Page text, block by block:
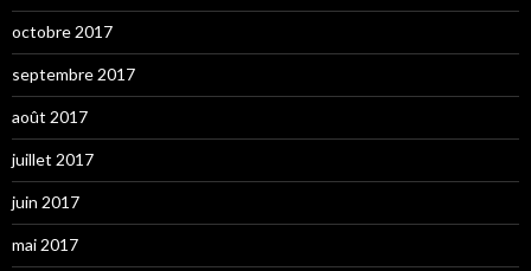
octobre 2017
septembre 2017
août 2017
juillet 2017
juin 2017
mai 2017